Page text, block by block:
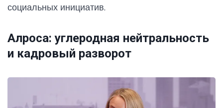
социальных инициатив.
Алроса: углеродная нейтральность
и кадровый разворот